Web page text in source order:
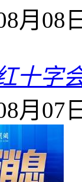
月08
十字
月07